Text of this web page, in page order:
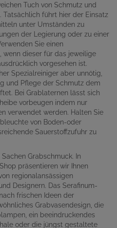
Tuch von Schmutz und
führt hier der Einsatz
unter Umständen zu
der Legierung oder zu einer
Sie einen
wenn dieser für das jeweilige
vorgesehen ist.
Spezialreiniger aber unnötig,
und Pflege der Schmutz dem
Bei Grablaternen lässt sich
vorbeugen indem nur
verwendet werden. Halten Sie
von Boden-oder
Sauerstoffzufuhr zu
Grabschmuck. In
präsentieren wir Ihnen
regionalansässigen
Designern. Das Serafinum-
frischen Ideen der
Grabvasendesign, die
ein beeindruckendes
oder die jüngst gestaltete